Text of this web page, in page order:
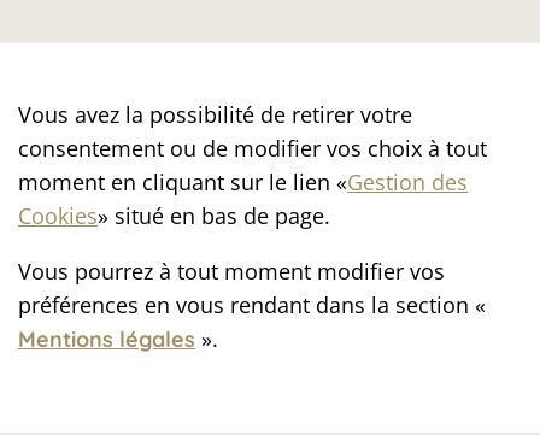
Vous avez la possibilité de retirer votre
consentement ou de modifier vos choix à tout
moment en cliquant sur le lien «Gestion des
Cookies» situé en bas de page.
Vous pourrez à tout moment modifier vos
préférences en vous rendant dans la section «
Mentions légales ».